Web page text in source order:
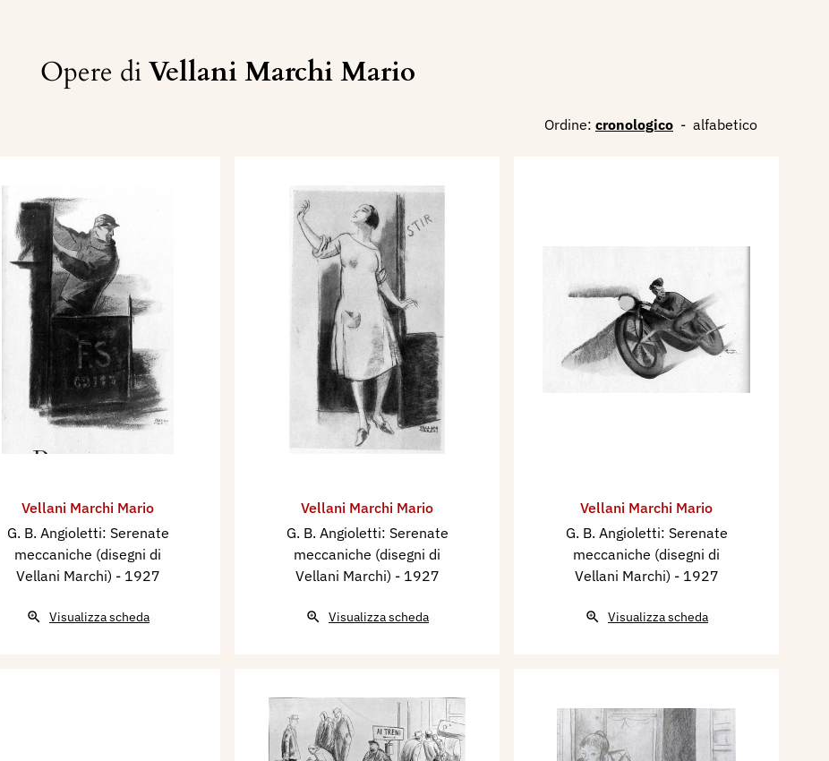
Opere diVellani Marchi Mario
Ordine: cronologico - alfabetico
Vellani Marchi Mario
G. B. Angioletti: Serenate
meccaniche (disegni di
Vellani Marchi) - 1927
Visualizza scheda
Vellani Marchi Mario
G. B. Angioletti: Serenate
meccaniche (disegni di
Vellani Marchi) - 1927
Visualizza scheda
Vellani Marchi Mario
G. B. Angioletti: Serenate
meccaniche (disegni di
Vellani Marchi) - 1927
Visualizza scheda